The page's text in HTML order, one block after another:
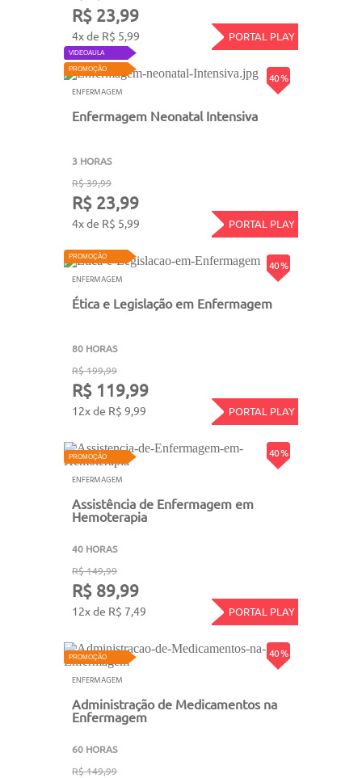
R$ 23,99
4x de R$ 5,99 PORTAL PLAY
40 %
VIDEOAULA
PROMOÇÃO
ENFERMAGEM
Enfermagem Neonatal Intensiva
3 HORAS
R$ 39,99
R$ 23,99
4x de R$ 5,99 PORTAL PLAY
40 %
PROMOÇÃO
ENFERMAGEM
Ética e Legislação em Enfermagem
80 HORAS
R$ 199,99
R$ 119,99
12x de R$ 9,99 PORTAL PLAY
40 %
PROMOÇÃO
ENFERMAGEM
Assistência de Enfermagem em
Hemoterapia
40 HORAS
R$ 149,99
R$ 89,99
12x de R$ 7,49 PORTAL PLAY
40 %
PROMOÇÃO
ENFERMAGEM
Administração de Medicamentos na
Enfermagem
60 HORAS
R$ 149,99